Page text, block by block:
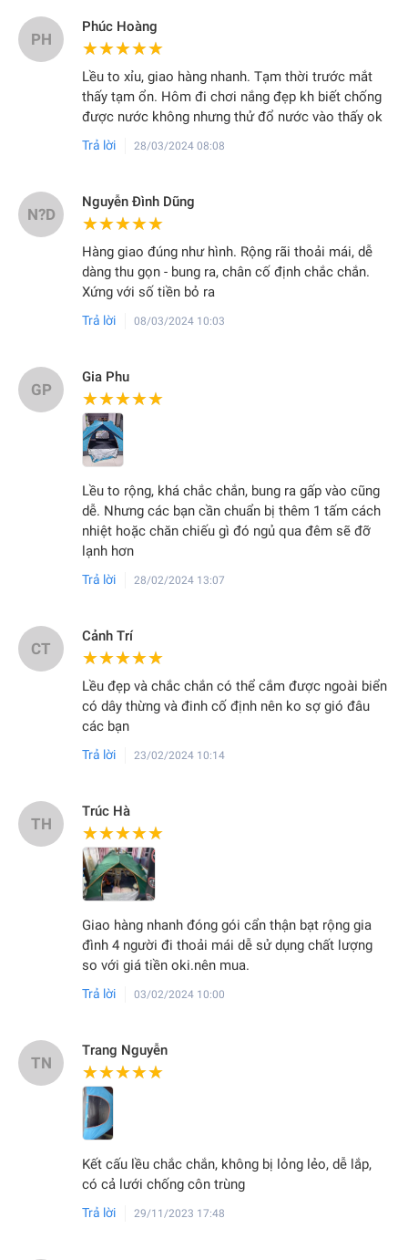
PH
Phúc Hoàng
★★★★★
★★★★★
Lều to xỉu, giao hàng nhanh. Tạm thời trước mắt
thấy tạm ổn. Hôm đi chơi nắng đẹp kh biết chống
được nước không nhưng thử đổ nước vào thấy ok
Trả lời 28/03/2024 08:08
N?D
Nguyễn Đình Dũng
★★★★★
★★★★★
Hàng giao đúng như hình. Rộng rãi thoải mái, dễ
dàng thu gọn - bung ra, chân cố định chắc chắn.
Xứng với số tiền bỏ ra
Trả lời 08/03/2024 10:03
GP
Gia Phu
★★★★★
★★★★★
Lều to rộng, khá chắc chắn, bung ra gấp vào cũng
dễ. Nhưng các bạn cần chuẩn bị thêm 1 tấm cách
nhiệt hoặc chăn chiếu gì đó ngủ qua đêm sẽ đỡ
lạnh hơn
Trả lời 28/02/2024 13:07
CT
Cảnh Trí
★★★★★
★★★★★
Lều đẹp và chắc chắn có thể cắm được ngoài biển
có dây thừng và đinh cố định nên ko sợ gió đâu
các bạn
Trả lời 23/02/2024 10:14
TH
Trúc Hà
★★★★★
★★★★★
Giao hàng nhanh đóng gói cẩn thận bạt rộng gia
đình 4 người đi thoải mái dễ sử dụng chất lượng
so với giá tiền oki.nên mua.
Trả lời 03/02/2024 10:00
TN
Trang Nguyễn
★★★★★
★★★★★
Kết cấu lều chắc chắn, không bị lỏng lẻo, dễ lắp,
có cả lưới chống côn trùng
Trả lời 29/11/2023 17:48